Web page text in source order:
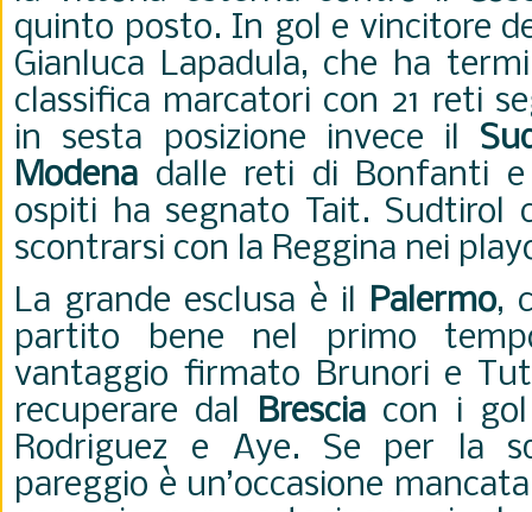
quinto posto. In gol e vincitore
Gianluca Lapadula, che ha
classifica marcatori con 21 reti
in sesta posizione invece il
Modena dalle reti di Bonfanti
ospiti ha segnato Tait. Sudtirol
scontrarsi con la Reggina nei
La grande esclusa è il Palermo,
partito bene nel primo
vantaggio firmato Brunori e
recuperare dal Bresciacon i gol
Rodriguez e Aye. Se per la
pareggio è un’occasione